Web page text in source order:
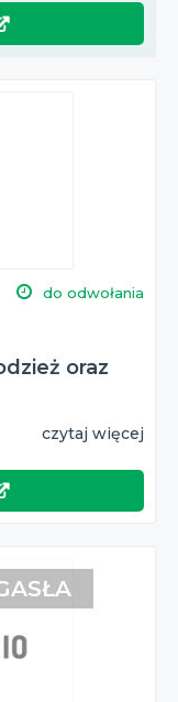
do odwołania
oraz
czytaj więcej